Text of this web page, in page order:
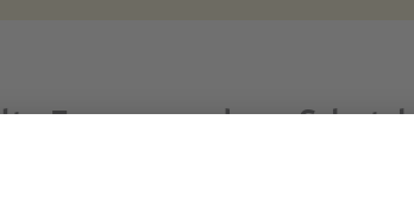
Fragen rund um